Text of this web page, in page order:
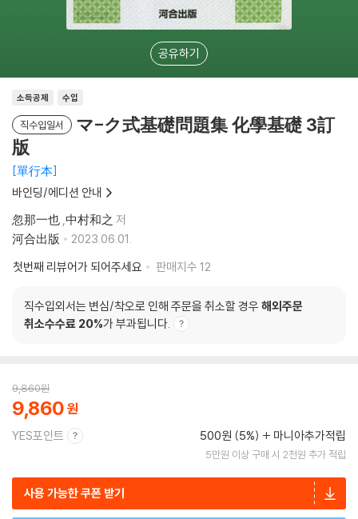
공유하기
소득공제 수입
직수입일서
マ-ク式基礎問題集 化學基礎 3訂
版
單行本
바인딩/에디션 안내
忽那一也 ,中村和之 저
河合出版
2023.06.01.
첫번째 리뷰어가 되어주세요
판매지수 12
직수입외서는 변심/착오로 인해 주문을 취소할 경우 해외주문
취소수수료 20%가 부과됩니다.
9,860원
9,860
YES포인트 500원 (5%) 마니아추가적립
5만원 이상 구매 시 2천원 추가 적립
사용 가능한 쿠폰 받기